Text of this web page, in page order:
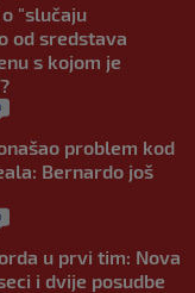
"slučaju
od sredstava
s kojom je
problem kod
Bernardo još
u prvi tim: Nova
i dvije posudbe